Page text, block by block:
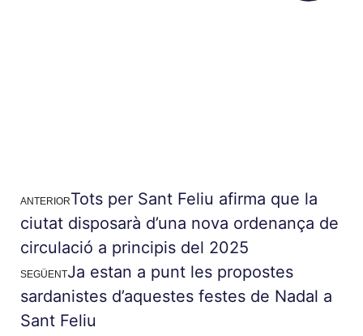
ANTERIORTots per Sant Feliu afirma que la
ciutat disposarà d’una nova ordenança de
circulació a principis del 2025
SEGÜENTJa estan a punt les propostes
sardanistes d’aquestes festes de Nadal a
Sant Feliu